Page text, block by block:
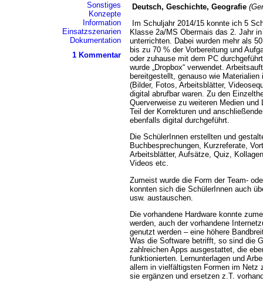
Sonstiges
Konzepte
Information
Einsatzszenarien
Dokumentation
1 Kommentar
Deutsch, Geschichte, Geografie
Im Schuljahr 2014/15 konnte ich 5
Klasse 2a/MS Obermais das 2. Jahr
unterrichten. Dabei wurden mehr als
bis zu 70 % der Vorbereitung und
oder zuhause mit dem PC
wurde „Dropbox“ verwendet.
bereitgestellt, genauso wie
(Bilder, Fotos, Arbeitsblätter,
digital abrufbar waren. Zu den
Querverweise zu weiteren Medien
Teil der Korrekturen und
ebenfalls digital durchgeführt.
Die SchülerInnen erstellten und
Buchbesprechungen, Kurzreferate,
Arbeitsblätter, Aufsätze, Quiz,
Videos etc.
Zumeist wurde die Form der Team-
konnten sich die SchülerInnen auch
usw. austauschen.
Die vorhandene Hardware konnte
werden, auch der vorhandene
genutzt werden – eine höhere
Was die Software betrifft, so sind die
zahlreichen Apps ausgestattet, die
funktionierten. Lernunterlagen und
allem in vielfältigsten Formen im Netz
sie ergänzen und ersetzen z.T.